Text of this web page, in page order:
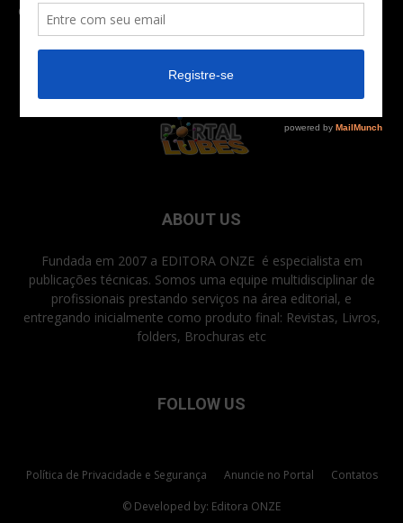
Carros Verdes e Novas tecnologias automotivas
ABOUT US
Fundada em 2007 a EDITORA ONZE é especialista em
publicações técnicas. Somos uma equipe multidisciplinar de
profissionais prestando serviços na área editorial, e
entregando inicialmente como produto final: Revistas, Livros,
folders, Brochuras etc
FOLLOW US
Política de Privacidade e Segurança Anuncie no Portal Contatos
© Developed by: Editora ONZE